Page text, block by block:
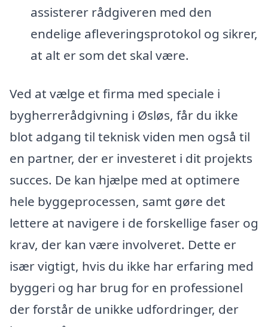
assisterer rådgiveren med den
endelige afleveringsprotokol og sikrer,
at alt er som det skal være.
Ved at vælge et firma med speciale i
bygherrerådgivning i Øsløs, får du ikke
blot adgang til teknisk viden men også til
en partner, der er investeret i dit projekts
succes. De kan hjælpe med at optimere
hele byggeprocessen, samt gøre det
lettere at navigere i de forskellige faser og
krav, der kan være involveret. Dette er
især vigtigt, hvis du ikke har erfaring med
byggeri og har brug for en professionel
der forstår de unikke udfordringer, der